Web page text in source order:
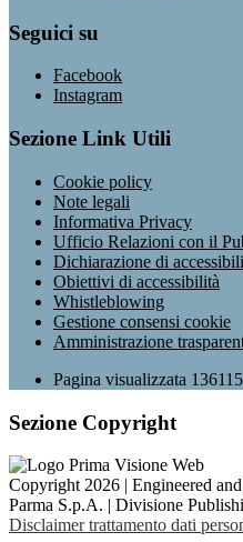
Seguici su
Facebook
Instagram
Sezione Link Utili
Cookie policy
Note legali
Informativa Privacy
Ufficio Relazioni con il
Dichiarazione di
Obiettivi di accessibilità
Whistleblowing
Gestione consensi cookie
Amministrazione
Pagina visualizzata 136115
Sezione Copyright
Copyright 2026 | Engineered
Parma S.p.A. | Divisione
Disclaimer trattamento dati